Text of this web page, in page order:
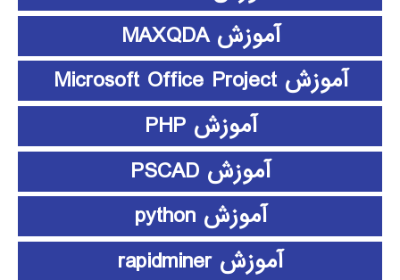
آموزش MAXQDA
آموزش Microsoft Office Project
آموزش PHP
آموزش PSCAD
آموزش python
آموزش rapidminer